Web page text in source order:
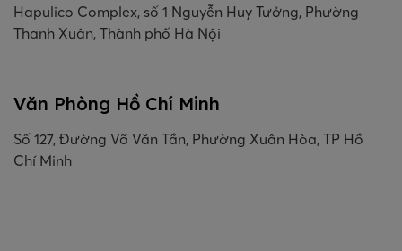
Hapulico Complex, số 1 Nguyễn Huy Tưởng, Phường
Thanh Xuân, Thành phố Hà Nội
Văn Phòng Hồ Chí Minh
Số 127, Đường Võ Văn Tần, Phường Xuân Hòa, TP Hồ
Chí Minh